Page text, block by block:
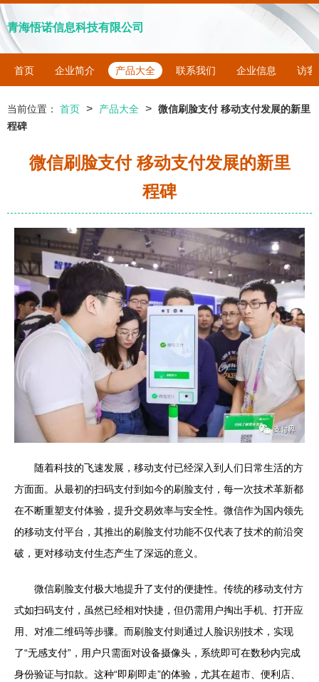
青海悟诺信息科技有限公司
首页 企业简介 产品大全 联系我们 企业信息 访客
当前位置： 首页 > 产品大全 > 微信刷脸支付 移动支付发展的新里
程碑
微信刷脸支付 移动支付发展的新里
程碑
随着科技的飞速发展，移动支付已经深入到人们日常生活的方
方面面。从最初的扫码支付到如今的刷脸支付，每一次技术革新都
在不断重塑支付体验，提升交易效率与安全性。微信作为国内领先
的移动支付平台，其推出的刷脸支付功能不仅代表了技术的前沿突
破，更对移动支付生态产生了深远的意义。
微信刷脸支付极大地提升了支付的便捷性。传统的移动支付方
式如扫码支付，虽然已经相对快捷，但仍需用户掏出手机、打开应
用、对准二维码等步骤。而刷脸支付则通过人脸识别技术，实现
了“无感支付”，用户只需面对设备摄像头，系统即可在数秒内完成
身份验证与扣款。这种“即刷即走”的体验，尤其在超市、便利店、